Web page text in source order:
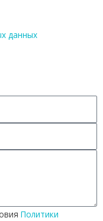
данных
Политики